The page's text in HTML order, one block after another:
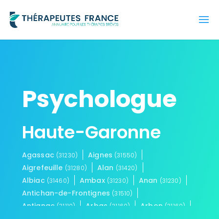
Psychologue
Haute-Garonne
Agassac (31230) Aignes (31550)
Aigrefeuille (31280) Alan (31420)
Albiac (31460) Ambax (31230) Anan (31230)
Antichan-de-Frontignes (31510)
Antignac (31110) Arbas (31160) Arbon (31160)